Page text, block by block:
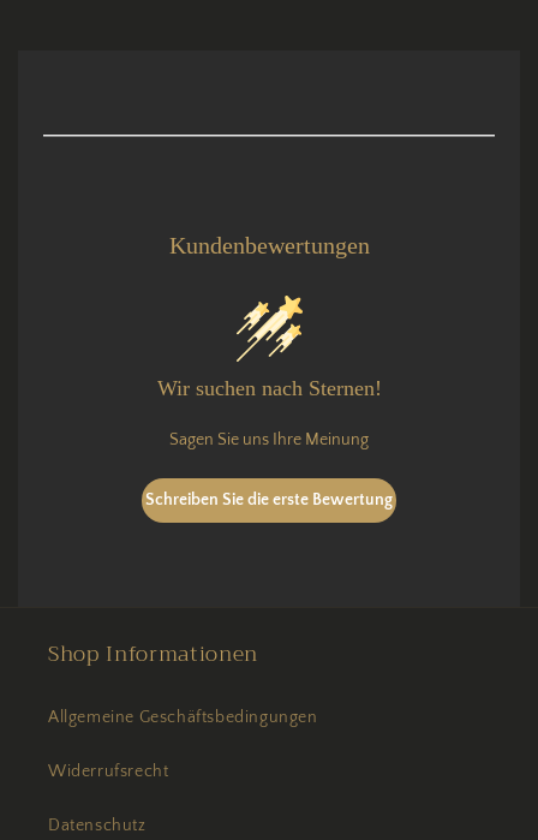
Kundenbewertungen
Wir suchen nach Sternen!
Sagen Sie uns Ihre Meinung
Schreiben Sie die erste Bewertung
Shop Informationen
Allgemeine Geschäftsbedingungen
Widerrufsrecht
Datenschutz